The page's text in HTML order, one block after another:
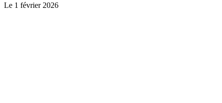
Le 1 février 2026